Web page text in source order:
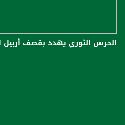
الحرس الثوري يهدد بقصف أربيل